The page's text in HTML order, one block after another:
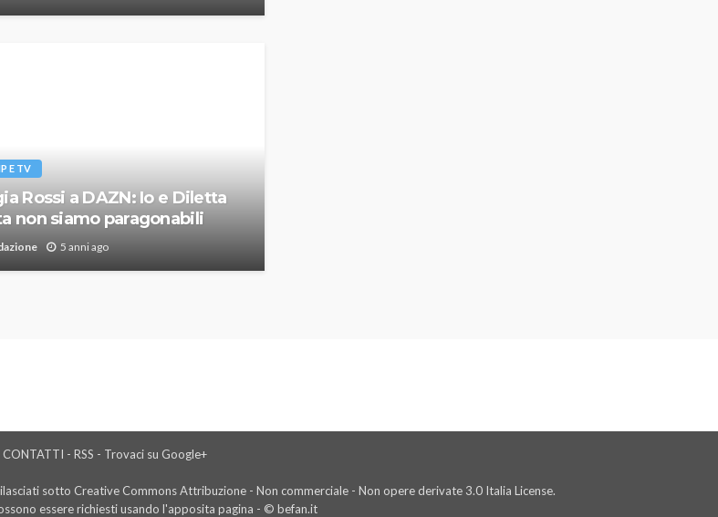
E TV
Rossi a DAZN: Io e Diletta
non siamo paragonabili
5 anni ago
CONTATTI - RSS - Trovaci su Google+
sotto Creative Commons Attribuzione - Non commerciale - Non opere derivate 3.0 Italia License.
essere richiesti usando l'apposita pagina - © befan.it